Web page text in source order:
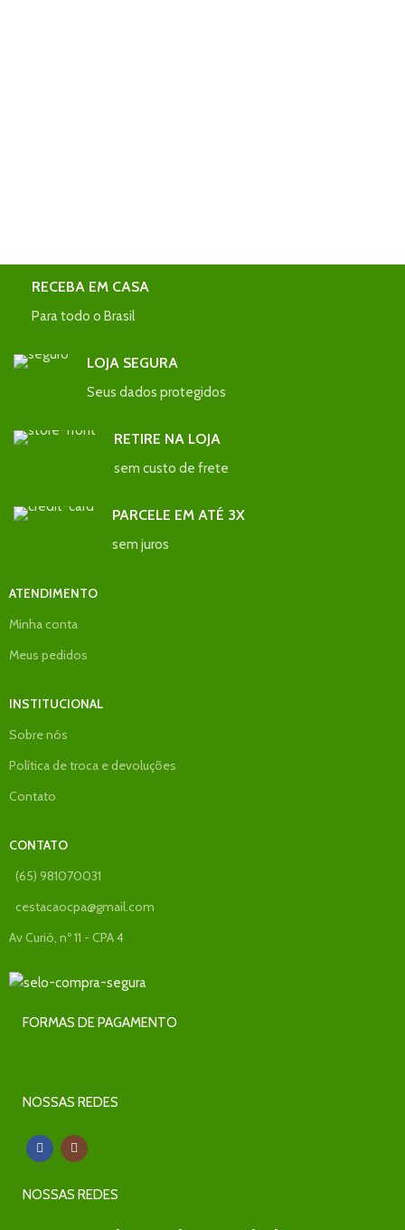
RECEBA EM CASA
Para todo o Brasil
LOJA SEGURA
Seus dados protegidos
RETIRE NA LOJA
sem custo de frete
PARCELE EM ATÉ 3X
sem juros
ATENDIMENTO
Minha conta
Meus pedidos
INSTITUCIONAL
Sobre nós
Política de troca e devoluções
Contato
CONTATO
(65) 981070031
cestacaocpa@gmail.com
Av Curió, nº 11 - CPA 4
FORMAS DE PAGAMENTO
NOSSAS REDES
NOSSAS REDES